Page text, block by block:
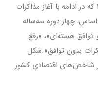
یکجانبه آمریکا از برجام در سال ۱۳۹۷ که در ادامه با آغاز مذاکرات
بر این اساس، چهار دوره سه‌ساله
هسته‌ای»، «رفع
بدون توافق» شکل
بر شاخص‌های اقتصادی کشور